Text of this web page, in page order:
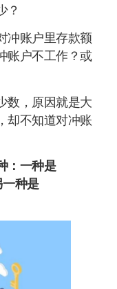
？
冲账户里存款额
账户不工作？或
数，原因就是大
却不知道对冲账
：一种是
一种是